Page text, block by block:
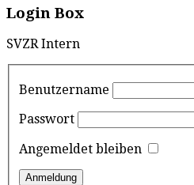
Login Box
SVZR Intern
Benutzername
Passwort
Angemeldet bleiben